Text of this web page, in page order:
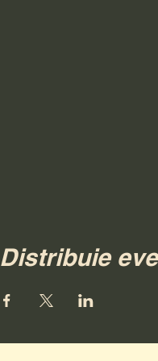
Distribuie